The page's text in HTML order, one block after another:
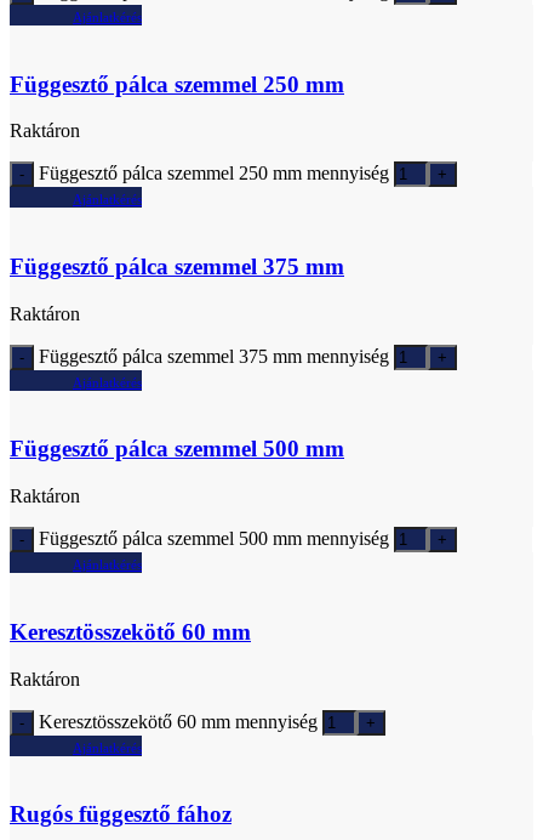
Ajánlatkérés
Függesztő pálca szemmel 250 mm
Raktáron
Függesztő pálca szemmel 250 mm mennyiség
Ajánlatkérés
Függesztő pálca szemmel 375 mm
Raktáron
Függesztő pálca szemmel 375 mm mennyiség
Ajánlatkérés
Függesztő pálca szemmel 500 mm
Raktáron
Függesztő pálca szemmel 500 mm mennyiség
Ajánlatkérés
Keresztösszekötő 60 mm
Raktáron
Keresztösszekötő 60 mm mennyiség
Ajánlatkérés
Rugós függesztő fához